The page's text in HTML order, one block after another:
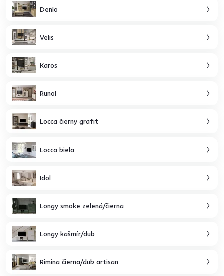
Denlo
Velis
Karos
Runol
Locca čierny grafit
Locca biela
Idol
Longy smoke zelená/čierna
Longy kašmír/dub
Rimina čierna/dub artisan